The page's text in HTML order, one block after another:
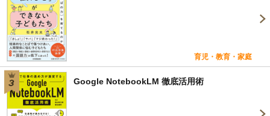
育児・教育・家庭
Google NotebookLM 徹底活用術